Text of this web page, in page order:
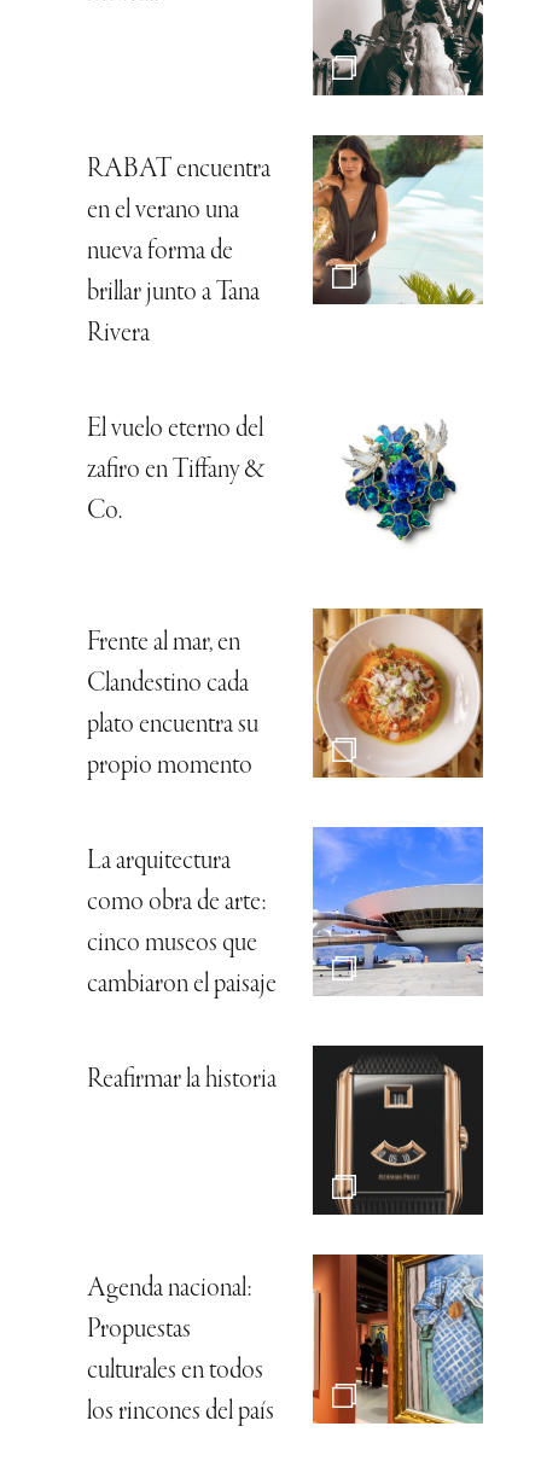
RABAT encuentra
en el verano una
nueva forma de
brillar junto a Tana
Rivera
El vuelo eterno del
zafiro en Tiffany &
Co.
Frente al mar, en
Clandestino cada
plato encuentra su
propio momento
La arquitectura
como obra de arte:
cinco museos que
cambiaron el paisaje
Reafirmar la historia
Agenda nacional:
Propuestas
culturales en todos
los rincones del país